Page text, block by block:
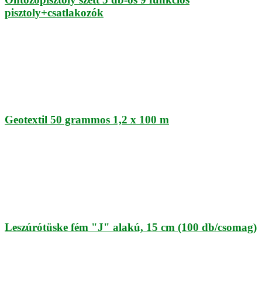
pisztoly+csatlakozók
Geotextil 50 grammos 1,2 x 100 m
Leszúrótüske fém "J" alakú, 15 cm (100 db/csomag)